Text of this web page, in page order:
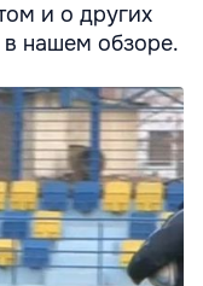
и о других
в нашем обзоре.